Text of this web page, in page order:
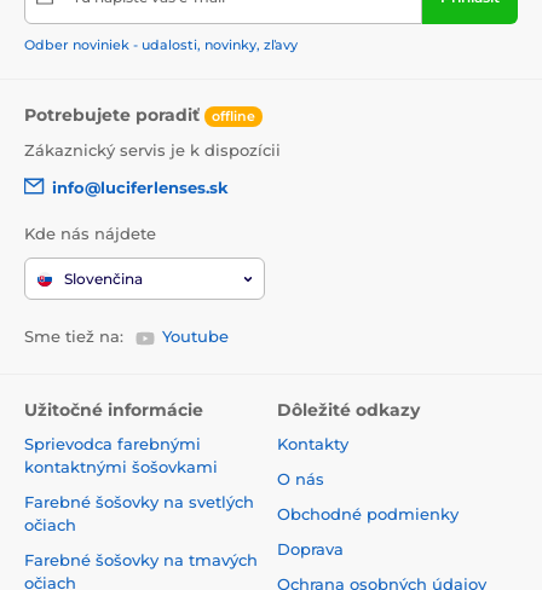
Odber noviniek - udalosti, novinky, zľavy
Potrebujete poradiť offline
Zákaznický servis je k dispozícii
info@luciferlenses.sk
Kde nás nájdete
Slovenčina
Sme tiež na: Youtube
Užitočné informácie
Sprievodca farebnými
kontaktnými šošovkami
Farebné šošovky na svetlých
očiach
Farebné šošovky na tmavých
očiach
Dôležité odkazy
Kontakty
O nás
Obchodné podmienky
Doprava
Ochrana osobných údajov